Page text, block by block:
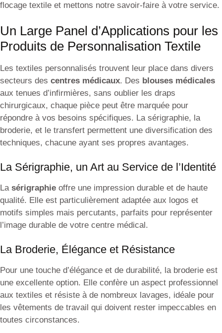
flocage textile et mettons notre savoir-faire à votre service.
Un Large Panel d’Applications pour les
Produits de Personnalisation Textile
Les textiles personnalisés trouvent leur place dans divers
secteurs des centres médicaux. Des blouses médicales
aux tenues d’infirmières, sans oublier les draps
chirurgicaux, chaque pièce peut être marquée pour
répondre à vos besoins spécifiques. La sérigraphie, la
broderie, et le transfert permettent une diversification des
techniques, chacune ayant ses propres avantages.
La Sérigraphie, un Art au Service de l’Identité
La sérigraphie offre une impression durable et de haute
qualité. Elle est particulièrement adaptée aux logos et
motifs simples mais percutants, parfaits pour représenter
l’image durable de votre centre médical.
La Broderie, Élégance et Résistance
Pour une touche d’élégance et de durabilité, la broderie est
une excellente option. Elle confère un aspect professionnel
aux textiles et résiste à de nombreux lavages, idéale pour
les vêtements de travail qui doivent rester impeccables en
toutes circonstances.